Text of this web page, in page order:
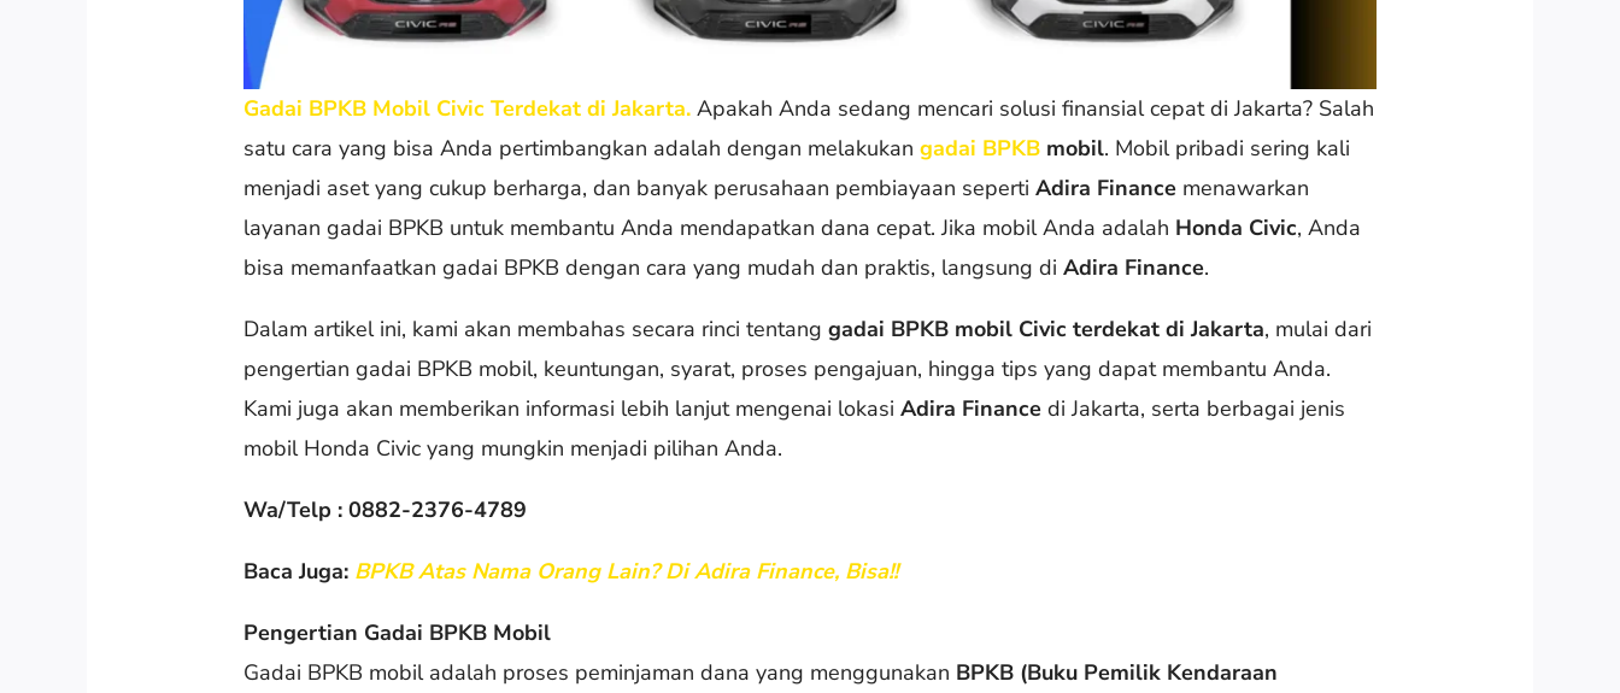
Gadai BPKB Mobil Civic Terdekat di Jakarta.Apakah Anda sedang mencari solusi finansial cepat di Jakarta? Salah
satu cara yang bisa Anda pertimbangkan adalah dengan melakukangadai BPKB mobil. Mobil pribadi sering kali
menjadi aset yang cukup berharga, dan banyak perusahaan pembiayaan sepertiAdira Finance menawarkan
layanan gadai BPKB untuk membantu Anda mendapatkan dana cepat. Jika mobil Anda adalah Honda Civic, Anda
bisa memanfaatkan gadai BPKB dengan cara yang mudah dan praktis, langsung diAdira Finance.
Dalam artikel ini, kami akan membahas secara rinci tentanggadai BPKB mobil Civic terdekat di Jakarta, mulai dari
pengertian gadai BPKB mobil, keuntungan, syarat, proses pengajuan, hingga tips yang dapat membantu Anda.
Kami juga akan memberikan informasi lebih lanjut mengenai lokasiAdira Finance di Jakarta, serta berbagai jenis
mobil Honda Civic yang mungkin menjadi pilihan Anda.
Wa/Telp : 0882-2376-4789
Baca Juga: BPKB Atas Nama Orang Lain? Di Adira Finance, Bisa!!
Pengertian Gadai BPKB Mobil
Gadai BPKB mobil adalah proses peminjaman dana yang menggunakan BPKB (Buku Pemilik Kendaraan